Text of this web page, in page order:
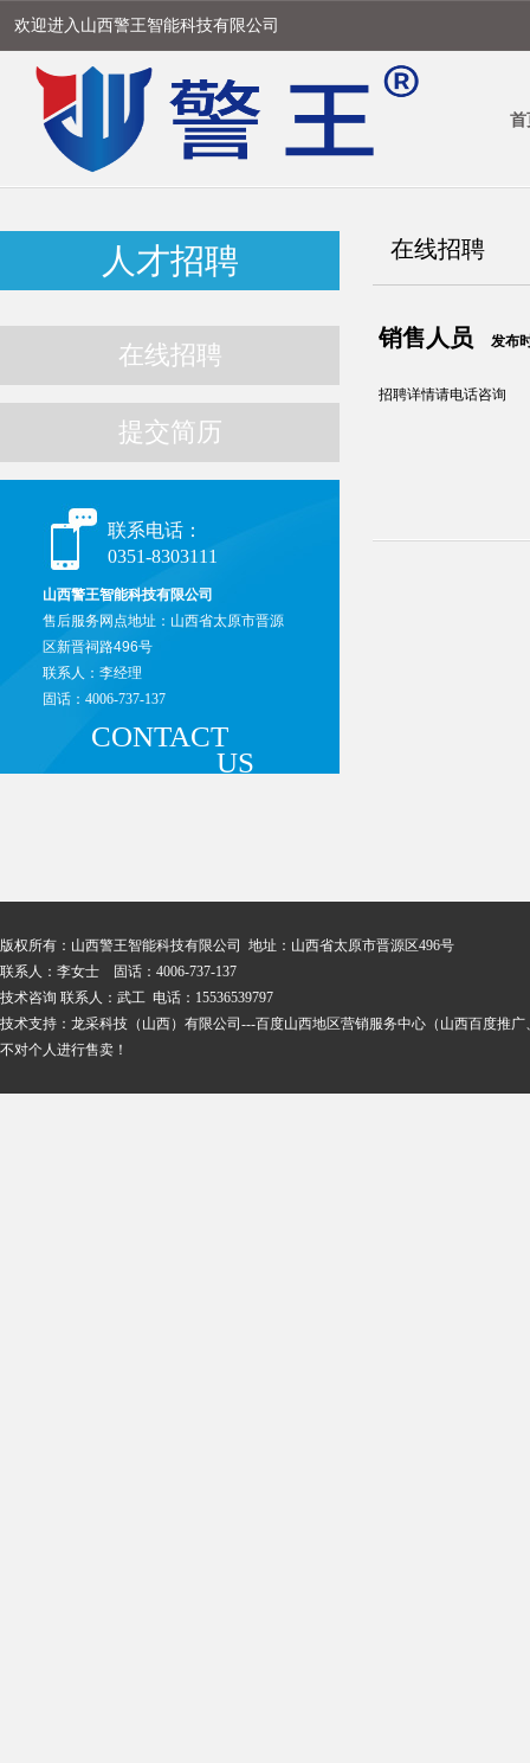
欢迎进入山西警王智能科技有限公司
首
人才招聘
在线招聘
提交简历
联系电话：
0351-8303111
山西警王智能科技有限公司
售后服务网点地址：山西省太原市晋源
区新晋祠路496号
联系人：李经理
固话：4006-737-137
CONTACT
US
在线招聘
销售人员 发布
招聘详情请电话咨询
版权所有：山西警王智能科技有限公司 地址：山西省太原市晋源区496号
联系人：李女士 固话：4006-737-137
技术咨询 联系人：武工 电话：15536539797
技术支持： 龙采科技（山西）有限公司 ---百度山西地区营销服务中心 （ 山西百度推广
不对个人进行售卖！